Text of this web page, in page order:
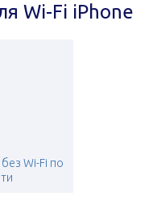
Wi-Fi iPhone
Wi-Fi по